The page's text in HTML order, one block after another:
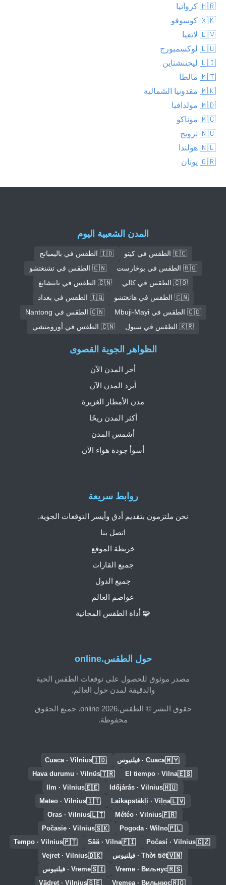
🇭🇷 كرواتيا
🇽🇰 كوسوفو
🇱🇻 لاتفيا
🇱🇺 لوكسمبورج
🇱🇮 ليختنشتاين
🇲🇹 مالطا
🇲🇰 مقدونيا الشمالية
🇲🇩 مولدافيا
🇲🇨 موناكو
🇳🇴 نرويج
🇳🇱 هولندا
🇬🇷 يونان
المدن الشعبية اليوم
🇪🇨 الطقس في كيتو
🇮🇩 الطقس في باليمبانج
🇷🇴 الطقس في بوخارست
🇨🇳 الطقس في تشنغتشو
🇨🇴 الطقس في كالي
🇨🇳 الطقس في نانتشانغ
🇨🇳 الطقس في هانغتشو
🇮🇶 الطقس في بغداد
🇨🇩 الطقس في Mbuji-Mayi
🇨🇳 الطقس في Nantong
🇰🇷 الطقس في سيول
🇨🇳 الطقس في أورومتشي
حول الطقس.online
مصدر موثوق للحصول على توقعات الطقس الحية
والدقيقة لمدن حول العالم.
حقوق النشر © الطقس.online 2026. جميع الحقوق
محفوظة.
روابط سريعة
نحن ملتزمون بتقديم أدق وأيسر التوقعات الجوية.
اتصل بنا
خريطة الموقع
جميع القارات
جميع الدول
عواصم العالم
🧩 أداة الطقس المجانية
الظواهر الجوية القصوى
أحر المدن الآن
أبرد المدن الآن
مدن الأمطار الغزيرة
أكثر المدن ريحًا
أشمس المدن
أسوأ جودة هواء الآن
🇲🇾Cuaca · فيلنيوس 🇮🇩
Cuaca · Vilnius
🇪🇸
El tiempo · Vilna
🇹🇷
Hava durumu · Vilnüs
🇭🇺
Időjárás · Vilnius
🇪🇪
Ilm · Vilnius
🇱🇻
Laikapstākļi · Viļņa
🇮🇹
Meteo · Vilnius
🇫🇷
Météo · Vilnius
🇱🇹
Oras · Vilnius
🇵🇱
Pogoda · Wilno
🇸🇰
Počasie · Vilnius
🇨🇿
Počasí · Vilnius
🇫🇮
Sää · Vilna
🇵🇹
Tempo · Vilnius
🇻🇳Thời tiết · فيلنيوس 🇩🇰
Vejret · Vilnius
🇷🇸
Vreme · Виљнус
🇸🇮Vreme · فيلنيوس
🇷🇴
Vremea · Вильнюс
🇸🇪
Vädret · Vilnius